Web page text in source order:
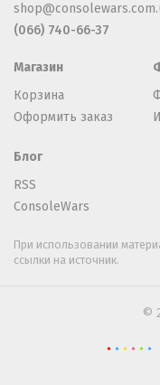
(066) 740-66-37
Магазин
Корзина
Оформить заказ
Блог
RSS
ConsoleWars
При использовании
ссылки на источник.
©